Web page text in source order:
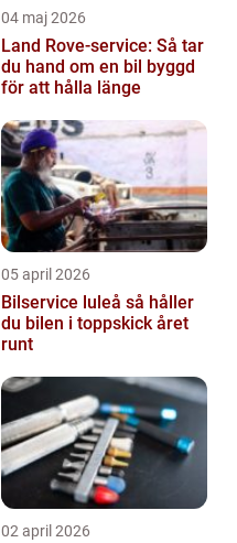
04 maj 2026
Land Rove-service: Så tar
du hand om en bil byggd
för att hålla länge
05 april 2026
Bilservice luleå så håller
du bilen i toppskick året
runt
02 april 2026